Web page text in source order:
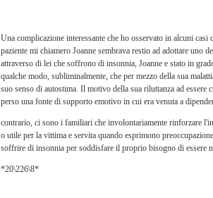
Una complicazione interessante che ho osservato in alcuni
paziente mi chiamero Joanne sembrava restio ad adottare uno
attraverso di lei che soffrono di insonnia, Joanne e stato in
qualche modo, subliminalmente, che per mezzo della sua
suo senso di autostima. Il motivo della sua riluttanza ad essere
perso una fonte di supporto emotivo in cui era venuta a
contrario, ci sono i familiari che involontariamente rinforzare
o utile per la vittima e servita quando esprimono
soffrire di insonnia per soddisfare il proprio bisogno di essere
*20\226\8*